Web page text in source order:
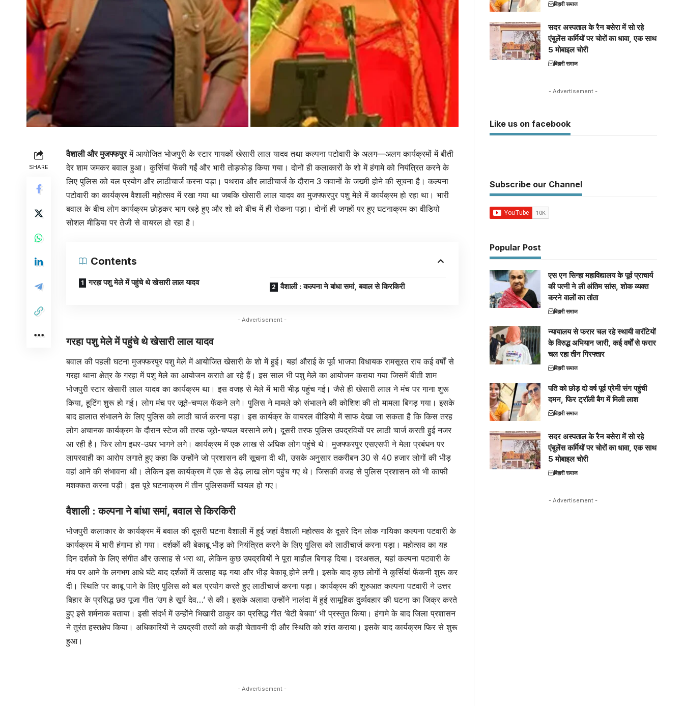
SHARE
वैशाली और मुजफ्फपुरमें आयोज‍ित भोजपुरी के स्टार गायकों खेसारी लाल यादव तथा कल्पना पटोवारी के अलग—अलग कार्यक्रमों में बीती
देर शाम जमकर बवाल हुआ। कुर्सियां फेंकी गईं और भारी तोड़फोड़ किया गया। दोनों ही कलाकारों के शो में हंगामे को नियंत्रित करने के
लिए पुलिस को बल प्रयोग और लाठीचार्ज करना पड़ा। पथराव और लाठीचार्ज के दौरान 3 जवानों के जख्मी होने की सूचना है। कल्पना
पटोवारी का कार्यक्रम वैशाली महोत्सव में रखा गया था जबकि खेसारी लाल यादव का मुजफ्फरपुर पशु मेले में कार्यक्रम हो रहा था। भारी
बवाल के बीच लोग कार्यक्रम छोड़कर भाग खड़े हुए और शो को बीच में ही रोकना पड़ा। दोनों ही जगहों पर हुए घटनाक्रम का वीडियो
सोशल मीडिया पर तेजी से वायरल हो रहा है।
Contents
गरहा पशु मेले में पहुंचे थे खेसारी लाल यादव वैशाली : कल्पना ने बांधा समां, बवाल से किरकिरी
- Advertisement -
गरहा पशु मेले में पहुंचे थे खेसारी लाल यादव
बवाल की पहली घटना मुजफ्फरपुर पशु मेले में आयोजित खेसारी के शो में हुई। यहां औराई के पूर्व भाजपा विधायक रामसूरत राय कई वर्षों से
गरहा थाना क्षेत्र के गरहा में पशु मेले का आयोजन कराते आ रहे हैं। इस साल भी पशु मेले का आयोजन कराया गया ज‍िसमें बीती शाम
भोजपुरी स्टार खेसारी लाल यादव का कार्यक्रम था। इस वजह से मेले में भारी भीड़ पहुंच गई। जैसे ही खेसारी लाल ने मंच पर गाना शुरू
क‍िया, हूट‍िंग शुरू हो गई। लोग मंच पर जूते-चप्पल फेंकने लगे। पुलिस ने मामले को संभालने की कोशिश की तो मामला बिगड़ गया। इसके
बाद हालात संभालने के लिए पुलिस को लाठी चार्ज करना पड़ा। इस कार्यक्र के वायरल वीडियो में साफ देखा जा सकता है कि किस तरह
लोग अचानक कार्यक्रम के दौरान स्टेज की तरफ जूते-चप्पल बरसाने लगे। दूसरी तरफ पुलिस उपद्रवियों पर लाठी चार्ज करती हुई नजर
आ रही है। फिर लोग इधर-उधर भागने लगे। कार्यक्रम में एक लाख से अध‍िक लोग पहुंचे थे। मुजफ्फरपुर एसएसपी ने मेला प्रबंधन पर
लापरवाही का आरोप लगाते हुए कहा कि उन्होंने जो प्रशासन की सूचना दी थी, उसके अनुसार तकरीबन 30 से 40 हजार लोगों की भीड़
वहां आने की संभावना थी। लेकिन इस कार्यक्रम में एक से डेढ़ लाख लोग पहुंच गए थे। ज‍िसकी वजह से पुलिस प्रशासन को भी काफी
मशक्कत करना पड़ी। इस पूरे घटनाक्रम में तीन पुलिसकर्मी घायल हो गए।
वैशाली : कल्पना ने बांधा समां, बवाल से किरकिरी
भोजपुरी कलाकार के कार्यक्रम में बवाल की दूसरी घटना वैशाली में हुई जहां वैशाली महोत्सव के दूसरे दिन लोक गायिका कल्पना पटवारी के
कार्यक्रम में भारी हंगामा हो गया। दर्शकों की बेकाबू भीड़ को नियंत्रित करने के लिए पुलिस को लाठीचार्ज करना पड़ा। महोत्सव का यह
दिन दर्शकों के लिए संगीत और उत्साह से भरा था, लेकिन कुछ उपद्रवियों ने पूरा माहौल बिगाड़ दिया। दरअसल, यहां कल्पना पटवारी के
मंच पर आने के लगभग आधे घंटे बाद दर्शकों में उत्साह बढ़ गया और भीड़ बेकाबू होने लगी। इसके बाद कुछ लोगों ने कुर्सियां फेंकनी शुरू कर
दी। स्थिति पर काबू पाने के लिए पुलिस को बल प्रयोग करते हुए लाठीचार्ज करना पड़ा। कार्यक्रम की शुरुआत कल्पना पटवारी ने उत्तर
बिहार के प्रसिद्ध छठ पूजा गीत ‘उग हे सूर्य देव…’ से की। इसके अलावा उन्होंने नालंदा में हुई सामूहिक दुर्व्यवहार की घटना का जिक्र करते
हुए इसे शर्मनाक बताया। इसी संदर्भ में उन्होंने भिखारी ठाकुर का प्रसिद्ध गीत ‘बेटी बेचवा’ भी प्रस्तुत किया। हंगामे के बाद जिला प्रशासन
ने तुरंत हस्तक्षेप किया। अधिकारियों ने उपद्रवी तत्वों को कड़ी चेतावनी दी और स्थिति को शांत कराया। इसके बाद कार्यक्रम फिर से शुरू
हुआ।
- Advertisement -
बिहारी समाज
सदर अस्पताल के रैन बसेरा में सो रहे
एंबुलेंस कर्मियों पर चोरों का धावा, एक साथ
5 मोबाइल चोरी
बिहारी समाज
- Advertisement -
Like us on facebook
Subscribe our Channel
Popular Post
एस एन सिन्हा महाविद्यालय के पूर्व प्राचार्य
की पत्नी ने ली अंतिम सांस, शोक व्यक्त
करने वालों का तांता
बिहारी समाज
न्यायालय से फरार चल रहे स्थायी वारंटियों
के विरुद्ध अभियान जारी, कई वर्षों से फरार
चल रहा तीन गिरफ्तार
बिहारी समाज
पति को छोड़ दो वर्ष पूर्व प्रेमी संग पहुंची
दमन, फिर ट्रॉली बैग में मिली लाश
बिहारी समाज
सदर अस्पताल के रैन बसेरा में सो रहे
एंबुलेंस कर्मियों पर चोरों का धावा, एक साथ
5 मोबाइल चोरी
बिहारी समाज
- Advertisement -